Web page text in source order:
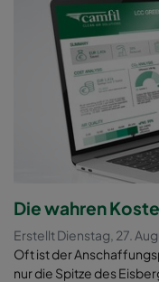
Die wahren
Erstellt Dienstag, 27.
Oft ist der
nur die Spitze des